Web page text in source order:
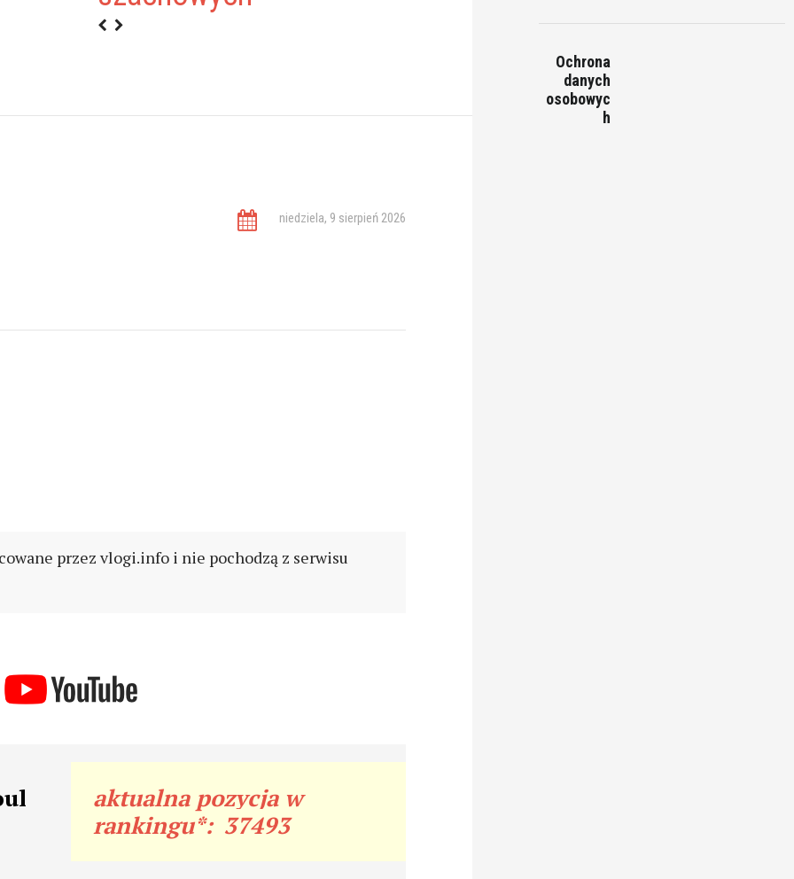
niedziela, 9 sierpień 2026
przez vlogi.info i nie pochodzą z serwisu
aktualna pozycja w
rankingu*: 37493
Ochrona
danych
osobowyc
h